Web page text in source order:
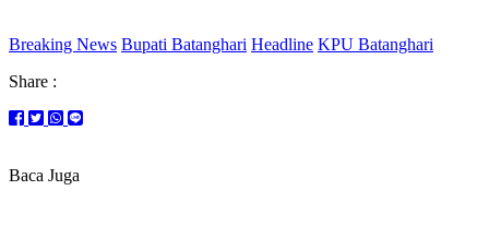
Breaking News Bupati Batanghari Headline KPU Batanghari
Share :
Baca Juga